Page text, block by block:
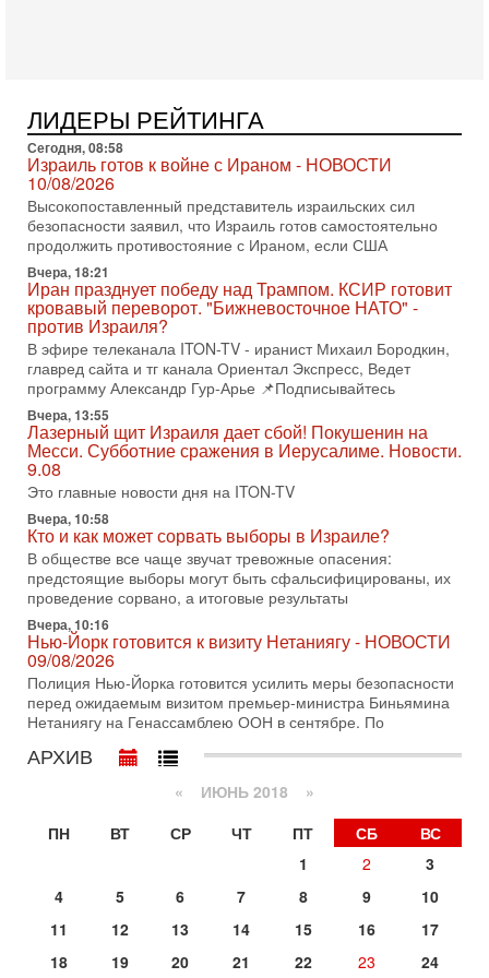
Ситуация вокруг призыва ультраортодоксов в ЦАХАЛ
достигла точки кипения. Попытки принять закон,
освобождающий уклоняющихся харедим от арестов,
3-08-2026, 17:18
Хватит отменять атаки! ЦАХАЛ - не игрушка!
Израиль готов ударить по Ирану!
В эфире телеканала ITON-TV Григорий Тамар, офицер
ЦАХАЛа в отставке, писатель, журналист, военный историк.
Ведет программу Александр Гур-Арье.
3-08-2026, 15:23
Иран задыхается. КСИР готовит удар! Россия теряет
последних союзников. Путин - псих!
В эфире ITON-TV доктор Эльдар Намазов , историк,
политолог, в прошлом – помощник Президента
Азербайджана Гейдара Алиева . Ведет программу
Александр
3-08-2026, 11:09
Выборы в Израиле в опасности?! ШАБАК формирует
спецотдел
В этом выпуске мы разбираем одну из самых тревожных
тем израильской политики. Известно, что израильская
Служба общей безопасности (ШАБАК) создала
3-08-2026, 08:32
Трамп и Иран: последний шанс - НОВОСТИ
03/08/2026
Президент США Дональд Трамп объявил о возобновлении
переговоров с Ираном, но Тегеран пока не подтвердил
готовность к диалогу. По словам американского
2-08-2026, 08:42
Трамп отменил удар по Ирану - НОВОСТИ
Президент США Дональд Трамп сегодня заявил об отмене
подготовленного удара по Ирану после обращений
1-08-2026, 17:50
«Русский голос» Израиля: кто заберет его на этот
Голоса русскоязычных репатриантов не раз кардинально
вспомнить взлет партии «Исраэль ба-алия», когда
31-07-2026, 17:00
ЛИДЕРЫ РЕЙТИНГА
Сегодня, 08:58
Израиль готов к войне с Ираном - НОВОСТИ
10/08/2026
Высокопоставленный представитель израильских сил
безопасности заявил, что Израиль готов самостоятельно
продолжить противостояние с Ираном, если США
Вчера, 18:21
Иран празднует победу над Трампом. КСИР готовит
кровавый переворот. "Бижневосточное НАТО" -
против Израиля?
В эфире телеканала ITON-TV - иранист Михаил Бородкин,
главред сайта и тг канала Ориентал Экспресс, Ведет
программу Александр Гур-Арье 📌Подписывайтесь
Вчера, 13:55
Лазерный щит Израиля дает сбой! Покушенин на
Месси. Субботние сражения в Иерусалиме. Новости.
9.08
Это главные новости дня на ITON-TV
Вчера, 10:58
Кто и как может сорвать выборы в Израиле?
В обществе все чаще звучат тревожные опасения:
предстоящие выборы могут быть сфальсифицированы, их
проведение сорвано, а итоговые результаты
Вчера, 10:16
Нью-Йорк готовится к визиту Нетаниягу - НОВОСТИ
09/08/2026
Полиция Нью-Йорка готовится усилить меры безопасности
перед ожидаемым визитом премьер-министра Биньямина
Нетаниягу на Генассамблею ООН в сентябре. По
АРХИВ
« ИЮНЬ 2018 »
ПН
ВТ СР ЧТ ПТ СБ
ВС
1
2
3
4
5 6 7 8 9
10
11
12 13 14 15 16
17
18
19 20 21 22 23
24